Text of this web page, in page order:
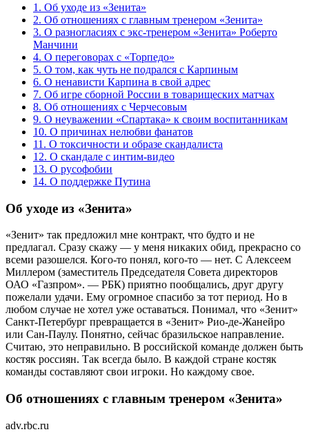
1. Об уходе из «Зенита»
2. Об отношениях с главным тренером «Зенита»
3. О разногласиях с экс-тренером «Зенита» Роберто
Манчини
4. О переговорах с «Торпедо»
5. О том, как чуть не подрался с Карпиным
6. О ненависти Карпина в свой адрес
7. Об игре сборной России в товарищеских матчах
8. Об отношениях с Черчесовым
9. О неуважении «Спартака» к своим воспитанникам
10. О причинах нелюбви фанатов
11. О токсичности и образе скандалиста
12. О скандале с интим-видео
13. О русофобии
14. О поддержке Путина
Об уходе из «Зенита»
«Зенит» так предложил мне контракт, что будто и не
предлагал. Сразу скажу — у меня никаких обид, прекрасно со
всеми разошелся. Кого-то понял, кого-то — нет. С Алексеем
Миллером (заместитель Председателя Совета директоров
ОАО «Газпром». — РБК) приятно пообщались, друг другу
пожелали удачи. Ему огромное спасибо за тот период. Но в
любом случае не хотел уже оставаться. Понимал, что «Зенит»
Санкт-Петербург превращается в «Зенит» Рио-де-Жанейро
или Сан-Паулу. Понятно, сейчас бразильское направление.
Считаю, это неправильно. В российской команде должен быть
костяк россиян. Так всегда было. В каждой стране костяк
команды составляют свои игроки. Но каждому свое.
Об отношениях с главным тренером «Зенита»
adv.rbc.ru